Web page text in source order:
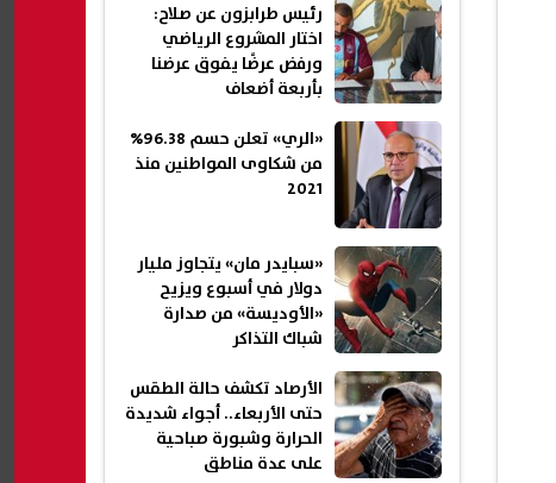
رئيس طرابزون عن صلاح:
اختار المشروع الرياضي
ورفض عرضًا يفوق عرضنا
بأربعة أضعاف
«الري» تعلن حسم 96.38%
من شكاوى المواطنين منذ
2021
«سبايدر مان» يتجاوز مليار
دولار في أسبوع ويزيح
«الأوديسة» من صدارة
شباك التذاكر
الأرصاد تكشف حالة الطقس
حتى الأربعاء.. أجواء شديدة
الحرارة وشبورة صباحية
على عدة مناطق